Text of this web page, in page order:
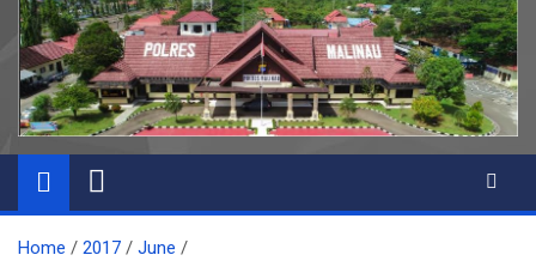
Home 2017
June